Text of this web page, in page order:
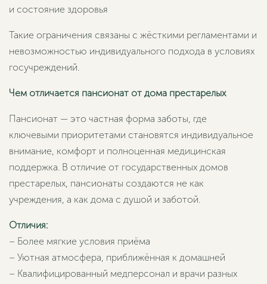
и состояние здоровья
Такие ограничения связаны с жёсткими регламентами и
невозможностью индивидуального подхода в условиях
госучреждений.
Чем отличается пансионат от дома престарелых
Пансионат — это частная форма заботы, где
ключевыми приоритетами становятся индивидуальное
внимание, комфорт и полноценная медицинская
поддержка. В отличие от государственных домов
престарелых, пансионаты создаются не как
учреждения, а как дома с душой и заботой.
Отличия:
– Более мягкие условия приёма
– Уютная атмосфера, приближённая к домашней
– Квалифицированный медперсонал и врачи разных